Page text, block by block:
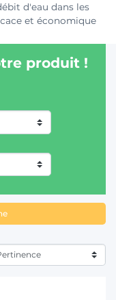
d'eau dans les
et économique
un rôle crucial
produit !